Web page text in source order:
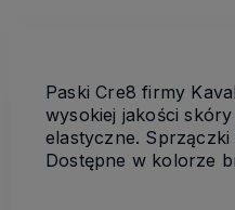
Paski Cre8 firmy
wysokiej jakości
elastyczne. Sprzączki
Dostępne w kolorze